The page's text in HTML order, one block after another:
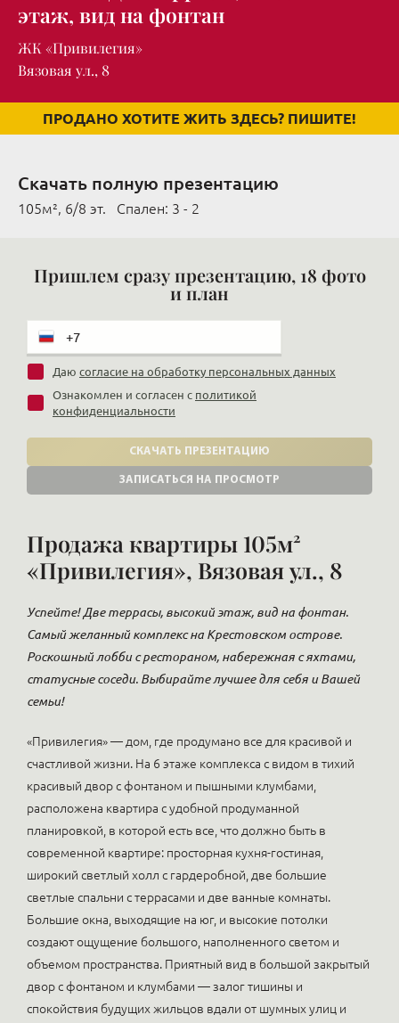
этаж, вид на фонтан
ЖК «Привилегия»
Вязовая ул., 8
ПРОДАНО ХОТИТЕ ЖИТЬ ЗДЕСЬ? ПИШИТЕ!
Скачать полную презентацию
105м², 6/8 эт. Cпален: 3 - 2
Пришлем сразу презентацию, 18 фото
и план
Даю согласие на обработку персональных данных
Ознакомлен и согласен с политикой
конфиденциальности
СКАЧАТЬ ПРЕЗЕНТАЦИЮ
ЗАПИСАТЬСЯ НА ПРОСМОТР
Продажа квартиры 105м²
«Привилегия», Вязовая ул., 8
Успейте! Две террасы, высокий этаж, вид на фонтан.
Самый желанный комплекс на Крестовском острове.
Роскошный лобби с рестораном, набережная с яхтами,
статусные соседи. Выбирайте лучшее для себя и Вашей
семьи!
«Привилегия» — дом, где продумано все для красивой и
счастливой жизни. На 6 этаже комплекса с видом в тихий
красивый двор с фонтаном и пышными клумбами,
расположена квартира с удобной продуманной
планировкой, в которой есть все, что должно быть в
современной квартире: просторная кухня-гостиная,
широкий светлый холл с гардеробной, две большие
светлые спальни с террасами и две ванные комнаты.
Большие окна, выходящие на юг, и высокие потолки
создают ощущение большого, наполненного светом и
объемом пространства. Приятный вид в большой закрытый
двор с фонтаном и клумбами — залог тишины и
спокойствия будущих жильцов вдали от шумных улиц и